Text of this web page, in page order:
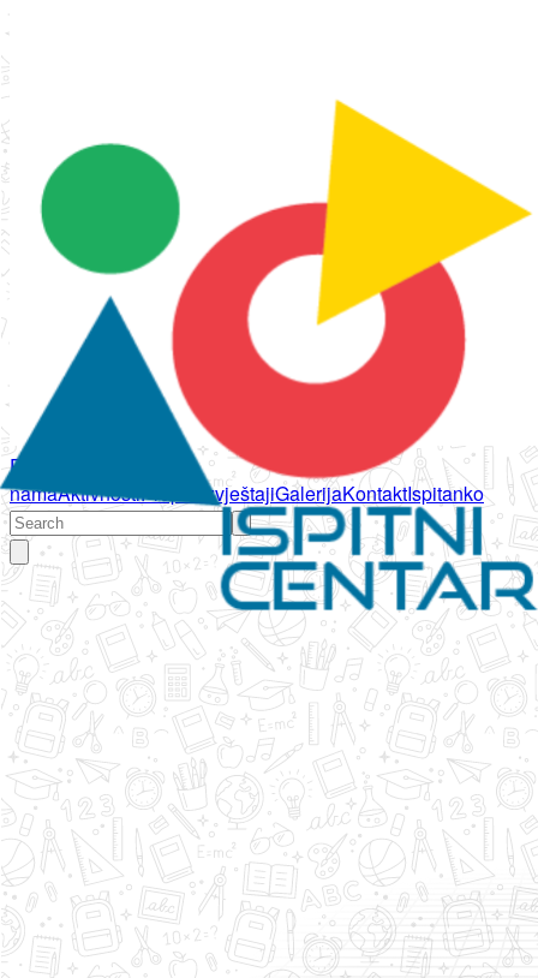
Početna
namaAktivnostiPropisi IzvještajiGalerijaKontaktIspitanko